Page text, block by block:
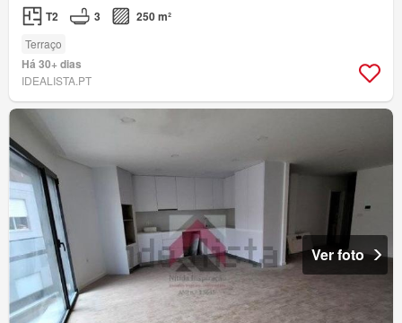
T2 3 250 m²
Terraço
Há 30+ dias
IDEALISTA.PT
Ver foto